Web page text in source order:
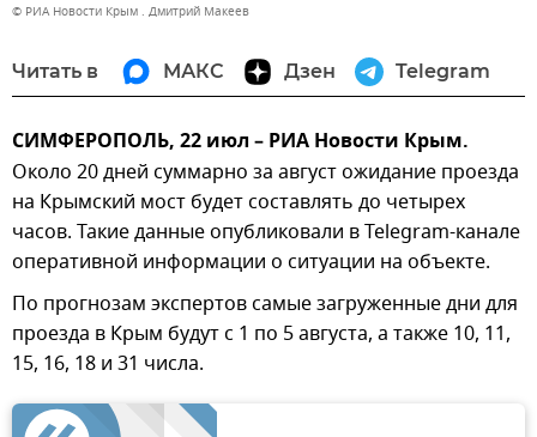
© РИА Новости Крым . Дмитрий Макеев
Читать в МАКС Дзен Telegram
СИМФЕРОПОЛЬ, 22 июл – РИА Новости Крым.
Около 20 дней суммарно за август ожидание проезда
на Крымский мост будет составлять до четырех
часов. Такие данные опубликовали в Telegram-канале
оперативной информации о ситуации на объекте.
По прогнозам экспертов самые загруженные дни для
проезда в Крым будут с 1 по 5 августа, а также 10, 11,
15, 16, 18 и 31 числа.